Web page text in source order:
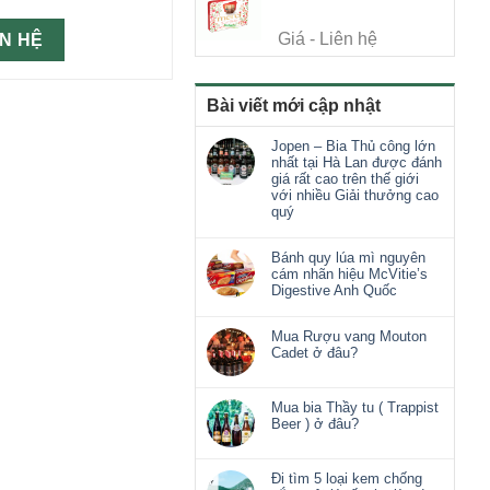
Giá - Liên hệ
Bài viết mới cập nhật
Jopen – Bia Thủ công lớn
nhất tại Hà Lan được đánh
giá rất cao trên thế giới
với nhiều Giải thưởng cao
quý
Bánh quy lúa mì nguyên
cám nhãn hiệu McVitie’s
Digestive Anh Quốc
Mua Rượu vang Mouton
Cadet ở đâu?
Mua bia Thầy tu ( Trappist
Beer ) ở đâu?
Đi tìm 5 loại kem chống
HỆ